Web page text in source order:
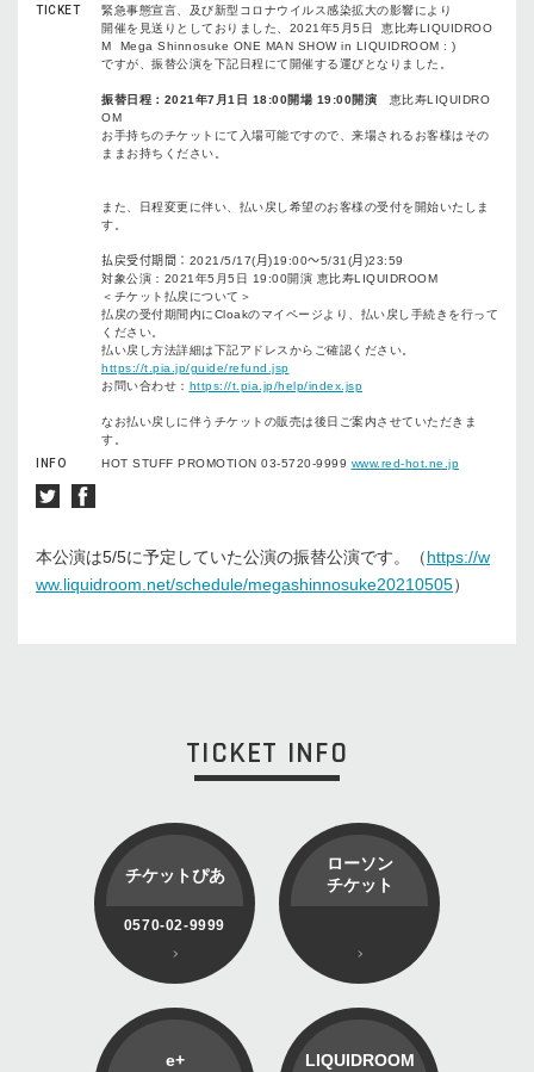
TICKET
緊急事態宣言、及び新型コロナウイルス感染拡大の影響により
開催を見送りとしておりました、 2021 年5 月5 日 恵比寿LIQUIDROO
M Mega Shinnosuke ONE MAN SHOW in LIQUIDROOM : )
ですが、振替公演を下記日程にて開催する運びとなりました。
振替日程： 2021 年7 月 1 日 18:00開場 19:00開演 恵比寿LIQUIDRO
OM
お手持ちのチケットにて入場可能ですので、来場されるお客様はその
ままお持ちください。
また、日程変更に伴い、払い戻し希望のお客様の受付を開始いたしま
す。
払戻受付期間： 2021/5/17(月)19:00～5/31(月 )23:59
対象公演： 2021 年5 月5 日 19:00開演 恵比寿LIQUIDROOM
＜チケット払戻について＞
払戻の受付期間内にCloakのマイページより、払い戻し手続きを行って
ください。
払い戻し方法詳細は下記アドレスからご確認ください。
https://t.pia.jp/guide/refund.jsp
お問い合わせ： https://t.pia.jp/help/index.jsp
なお払い戻しに伴うチケットの販売は後日ご案内させていただきま
す。
INFO
HOT STUFF PROMOTION 03-5720-9999 www.red-hot.ne.jp
本公演は5/5に予定していた公演の振替公演です。（https://w
ww.liquidroom.net/schedule/megashinnosuke20210505）
TICKET INFO
チケットぴあ
0570-02-9999
ローソン
チケット
e+ LIQUIDROOM